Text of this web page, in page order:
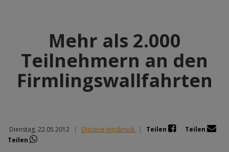
Mehr als 2.000
Teilnehmern an den
Firmlingswallfahrten
Dienstag, 22.05.2012 | Diözese Innsbruck | Teilen
Teilen
Teilen